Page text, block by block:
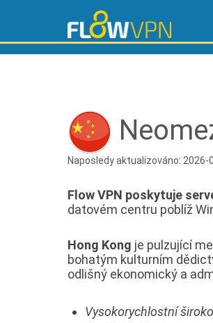
Naposledy aktualizováno: 2026-
Flow VPN poskytuje
datovém centru poblíž
Hong Kong je pulzující
bohatým kulturním
odlišný ekonomický a
Vysokorychlostní